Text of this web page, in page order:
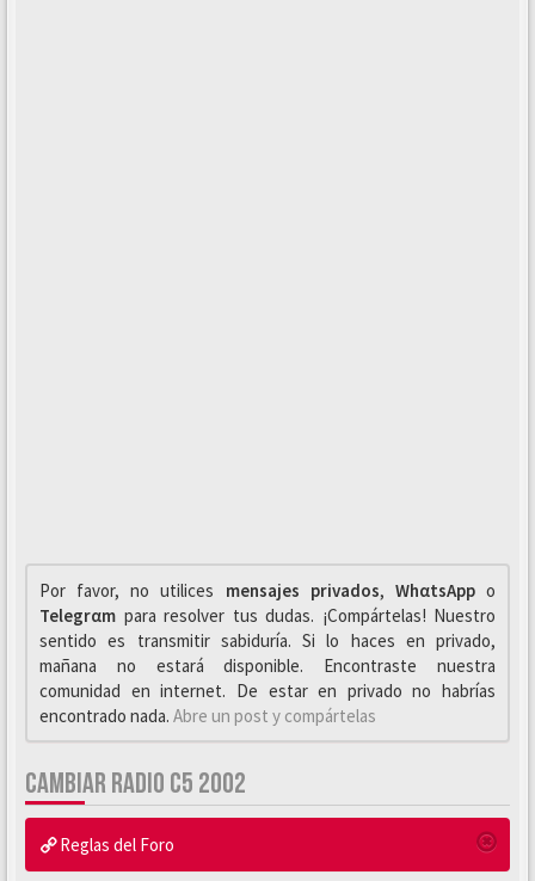
Por favor, no utilices mensajes privados, WhαtsAppo
Telegrαm para resolver tus dudas. ¡Compártelas! Nuestro
sentido es transmitir sabiduría. Si lo haces en privado,
mañana no estará disponible. Encontraste nuestra
comunidad en internet. De estar en privado no habrías
encontrado nada. Abre un post y compártelas
CAMBIAR RADIO C5 2002
Reglas del Foro